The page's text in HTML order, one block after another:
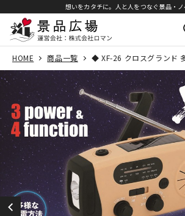
想いをカタチに。人と人をつなぐ景品・ノ
HOME 商品一覧 ◆ XF-26 クロスグランド